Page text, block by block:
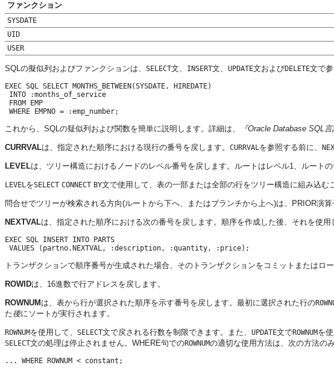
ファンクション
SYSDATE
UID
USER
SQLの擬似列およびファンクションは、 SELECT文、 INSERT文、 UPDATE文およびDELETE文で
EXEC SQL SELECT MONTHS_BETWEEN(SYSDATE, HIREDATE)
INTO :months_of_service
FROM EMP
これから、SQLの疑似列および関数を簡単に説明します。詳細は、 『Oracle Database SQL
CURRVALは、指定された順序における現行の番号を戻します。 CURRVALを参照する前に、
LEVELは、ツリー構造におけるノードのレベル番号を戻します。ルートはレベル1、ルート
LEVELをSELECT CONNECT BY文で使用して、表の一部または全部の行をツリー構造に組み込む
問合せでツリーが検索される方向(ルートから下へ、またはブランチから上へ)は、PRIOR演
NEXTVALは、指定された順序における次の番号を戻します。順序を作成した後、それを使
EXEC SQL INSERT INTO PARTS
トランザクションで順序番号が生成された場合、そのトランザクションをコミットまたはロ
ROWIDは、16進数で行アドレスを戻します。
ROWNUM は、表から行が選択された順序を示す番号を戻します。最初に選択された行の
た後にソートが実行されます。
ROWNUMを使用して、 SELECT文で戻される行数を制限できます。また、 UPDATE文でROWNUMを
SELECT文の処理は停止されません。WHERE句でのROWNUMの適切な使用方法は、次の方法のみ